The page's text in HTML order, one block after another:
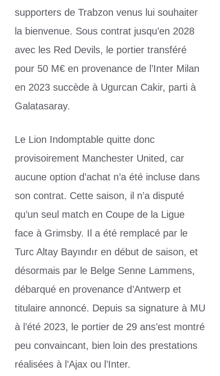
supporters de Trabzon venus lui souhaiter
la bienvenue. Sous contrat jusqu’en 2028
avec les Red Devils, le portier transféré
pour 50 M€ en provenance de l’Inter Milan
en 2023 succède à Ugurcan Cakir, parti à
Galatasaray.
Le Lion Indomptable quitte donc
provisoirement Manchester United, car
aucune option d’achat n’a été incluse dans
son contrat. Cette saison, il n’a disputé
qu’un seul match en Coupe de la Ligue
face à Grimsby. Il a été remplacé par le
Turc Altay Bayındır en début de saison, et
désormais par le Belge Senne Lammens,
débarqué en provenance d’Antwerp et
titulaire annoncé. Depuis sa signature à MU
à l’été 2023, le portier de 29 ans’est montré
peu convaincant, bien loin des prestations
réalisées à l’Ajax ou l’Inter.